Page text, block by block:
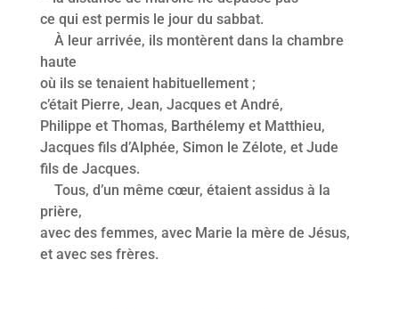
ce qui est permis le jour du sabbat.
À leur arrivée, ils montèrent dans la chambre
haute
où ils se tenaient habituellement ;
c’était Pierre, Jean, Jacques et André,
Philippe et Thomas, Barthélemy et Matthieu,
Jacques fils d’Alphée, Simon le Zélote, et Jude
fils de Jacques.
Tous, d’un même cœur, étaient assidus à la
prière,
avec des femmes, avec Marie la mère de Jésus,
et avec ses frères.